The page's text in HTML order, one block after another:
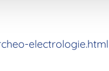
electrologie.html